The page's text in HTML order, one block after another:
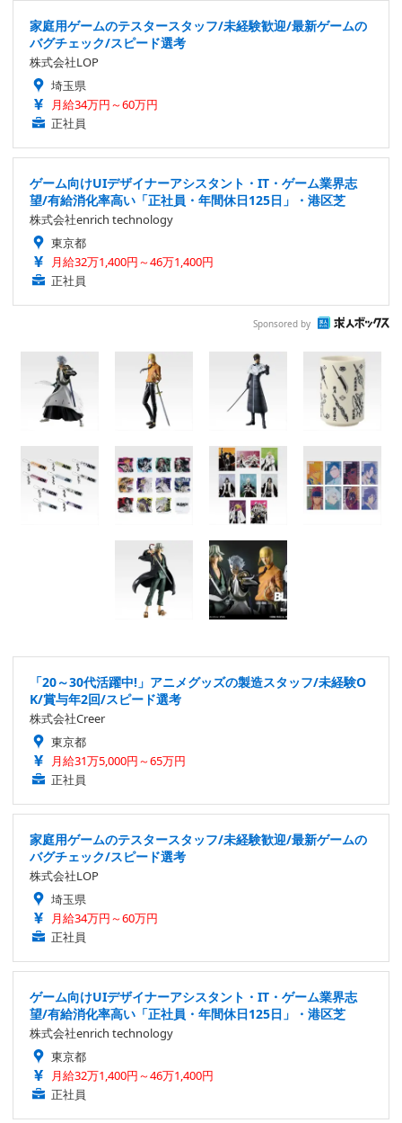
家庭用ゲームのテスタースタッフ/未経験歓迎/最新ゲームの
バグチェック/スピード選考
株式会社LOP
埼玉県
月給34万円～60万円
正社員
ゲーム向けUIデザイナーアシスタント・IT・ゲーム業界志
望/有給消化率高い「正社員・年間休日125日」・港区芝
株式会社enrich technology
東京都
月給32万1,400円～46万1,400円
正社員
Sponsored by
「20～30代活躍中!」アニメグッズの製造スタッフ/未経験O
K/賞与年2回/スピード選考
株式会社Creer
東京都
月給31万5,000円～65万円
正社員
家庭用ゲームのテスタースタッフ/未経験歓迎/最新ゲームの
バグチェック/スピード選考
株式会社LOP
埼玉県
月給34万円～60万円
正社員
ゲーム向けUIデザイナーアシスタント・IT・ゲーム業界志
望/有給消化率高い「正社員・年間休日125日」・港区芝
株式会社enrich technology
東京都
月給32万1,400円～46万1,400円
正社員